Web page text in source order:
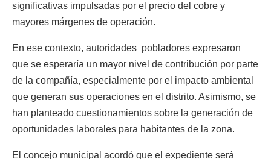
significativas impulsadas por el precio del cobre y
mayores márgenes de operación.
En ese contexto, autoridades pobladores expresaron
que se esperaría un mayor nivel de contribución por parte
de la compañía, especialmente por el impacto ambiental
que generan sus operaciones en el distrito. Asimismo, se
han planteado cuestionamientos sobre la generación de
oportunidades laborales para habitantes de la zona.
El concejo municipal acordó que el expediente será